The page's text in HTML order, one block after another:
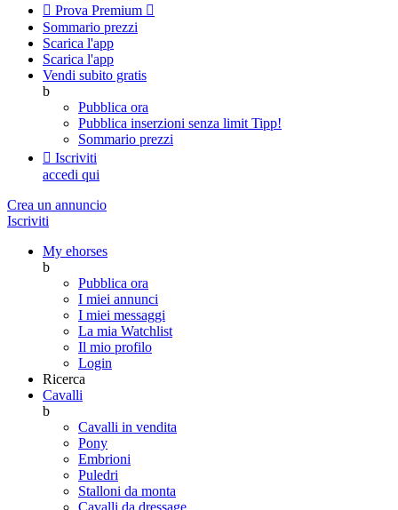
 Prova Premium 
Sommario prezzi
Scarica l'app
Scarica l'app
Vendi subito gratis
b
Pubblica ora
Pubblica inserzioni senza limit Tipp!
Sommario prezzi
 Iscriviti
accedi qui
Crea un annuncio
Iscriviti
My ehorses
b
Pubblica ora
I miei annunci
I miei messaggi
La mia Watchlist
Il mio profilo
Login
Ricerca
Cavalli
b
Cavalli in vendita
Pony
Embrioni
Puledri
Stalloni da monta
Cavalli da dressage